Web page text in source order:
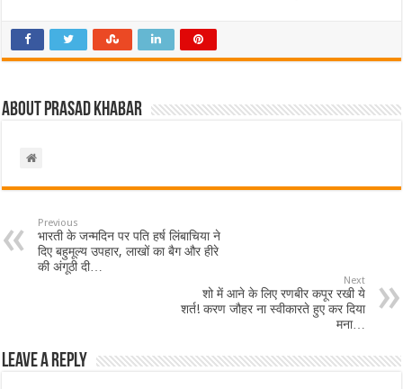
About Prasad Khabar
Previous
भारती के जन्मदिन पर पति हर्ष लिंबाचिया ने
दिए बहुमूल्य उपहार, लाखों का बैग और हीरे
की अंगूठी दी…
Next
शो में आने के लिए रणबीर कपूर रखी ये
शर्त! करण जौहर ना स्वीकारते हुए कर दिया
मना…
Leave a Reply